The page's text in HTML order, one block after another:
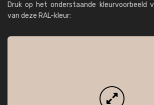
Druk op het onderstaande kleurvoorbeeld
van deze RAL-kleur: